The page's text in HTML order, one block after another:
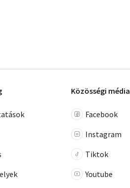
Közösségi média
Facebook
Instagram
Tiktok
Youtube